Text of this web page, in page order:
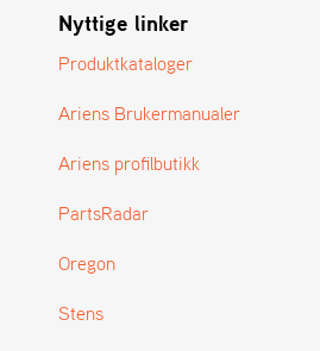
Nyttige linker
Produktkataloger
Ariens Brukermanualer
Ariens profilbutikk
PartsRadar
Oregon
Stens